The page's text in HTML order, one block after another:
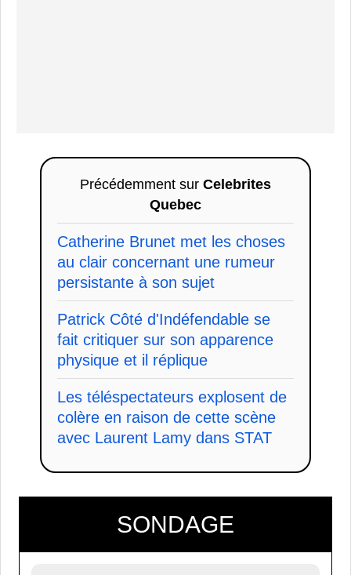
Précédemment sur Celebrites
Quebec
Catherine Brunet met les choses
au clair concernant une rumeur
persistante à son sujet
Patrick Côté d'Indéfendable se
fait critiquer sur son apparence
physique et il réplique
Les téléspectateurs explosent de
colère en raison de cette scène
avec Laurent Lamy dans STAT
SONDAGE